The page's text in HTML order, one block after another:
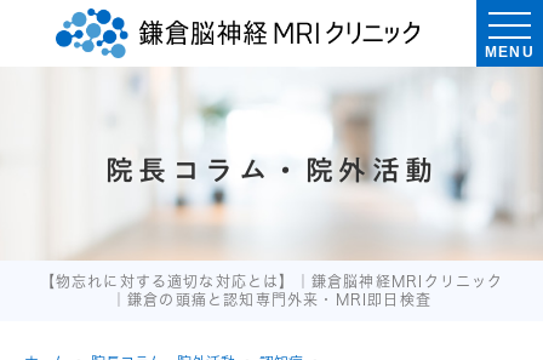
MENU
院長コラム・院外活動
【物忘れに対する適切な対応とは】｜鎌倉脳神経MRIクリニック
｜鎌倉の頭痛と認知専門外来・MRI即日検査